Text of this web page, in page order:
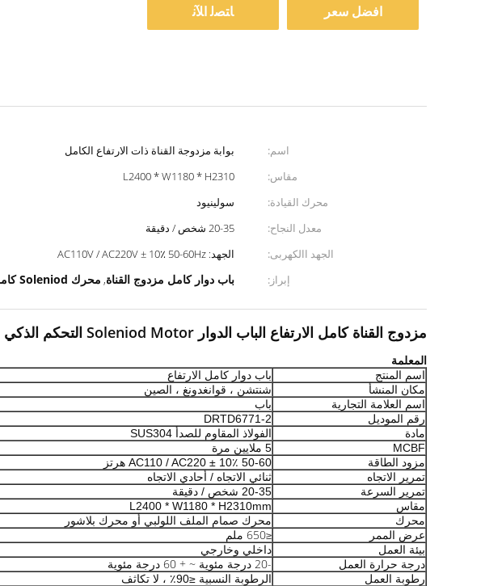
افضل سعر ﺎﺘﺼﻟ ﺍﻶﻧ
اسم: بوابة مزدوجة القناة ذات الارتفاع الكامل
مقاس:
L2400 * W1180 * H2310
محرك القيادة:
سولينيود
معدل النجاح:
20-35 شخص / دقيقة
الجهد االكهربى:
الجهد: AC110V / AC220V ± 10٪ 50-60Hz
إبراز:
باب دوار كامل مزدوج القناة, محرك Soleniod كامل الباب الدوار العالي
مزدوج القناة كامل الارتفاع الباب الدوار Soleniod Motor التحكم الذكي في الوصول للأمن
المعلمة
اسم المنتج
باب دوار كامل الارتفاع
مكان المنشأ
شنتشن ، قوانغدونغ ، الصين
اسم العلامة التجارية
باب
رقم الموديل
DRTD6771-2
مادة
الفولاذ المقاوم للصدأ SUS304
MCBF
5 ملايين مرة
مزود الطاقة
AC110 / AC220 ± 10٪ 50-60 هرتز
تمرير الاتجاه
ثنائي الاتجاه / أحادي الاتجاه
تمرير السرعة
20-35 شخص / دقيقة
مقاس
L2400 * W1180 * H2310mm
محرك
محرك صمام الملف اللولبي أو محرك بلاشور
عرض الممر
≤650 ملم
بيئة العمل
داخلي وخارجي
درجة حرارة العمل
-20 درجة مئوية ~ + 60 درجة مئوية
رطوبة العمل الرطوبة النسبية ≤90٪ ، لا تكاثف